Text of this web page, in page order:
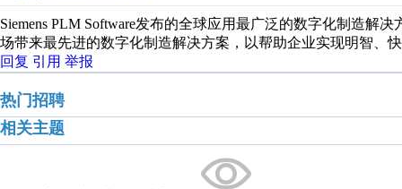
Siemens PLM Software发布的全球应用最广泛的数字化制造解
场带来最先进的数字化制造解决方案，以帮助企业实现明智、
回复 引用 举报
热门招聘
相关主题